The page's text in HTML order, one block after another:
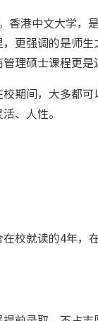
香港中文大学，
更强调的是师
理硕士课程更
校期间，大多都
、人性。
校就读的4年，